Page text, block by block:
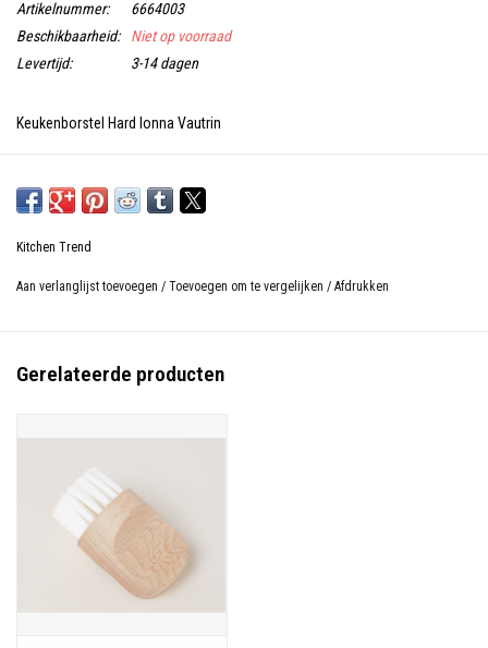
Artikelnummer:
6664003
Beschikbaarheid:
Niet op voorraad
Levertijd:
3-14 dagen
Keukenborstel Hard Ionna Vautrin
Kitchen Trend
Aan verlanglijst toevoegen / Toevoegen om te vergelijken / Afdrukken
Gerelateerde producten